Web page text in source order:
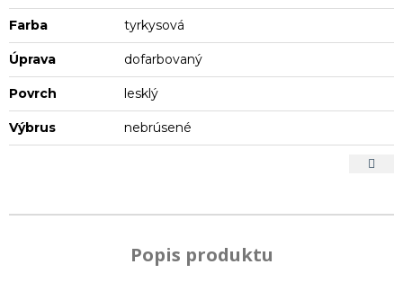
Farba tyrkysová
Úprava dofarbovaný
Povrch lesklý
Výbrus nebrúsené
Popis produktu